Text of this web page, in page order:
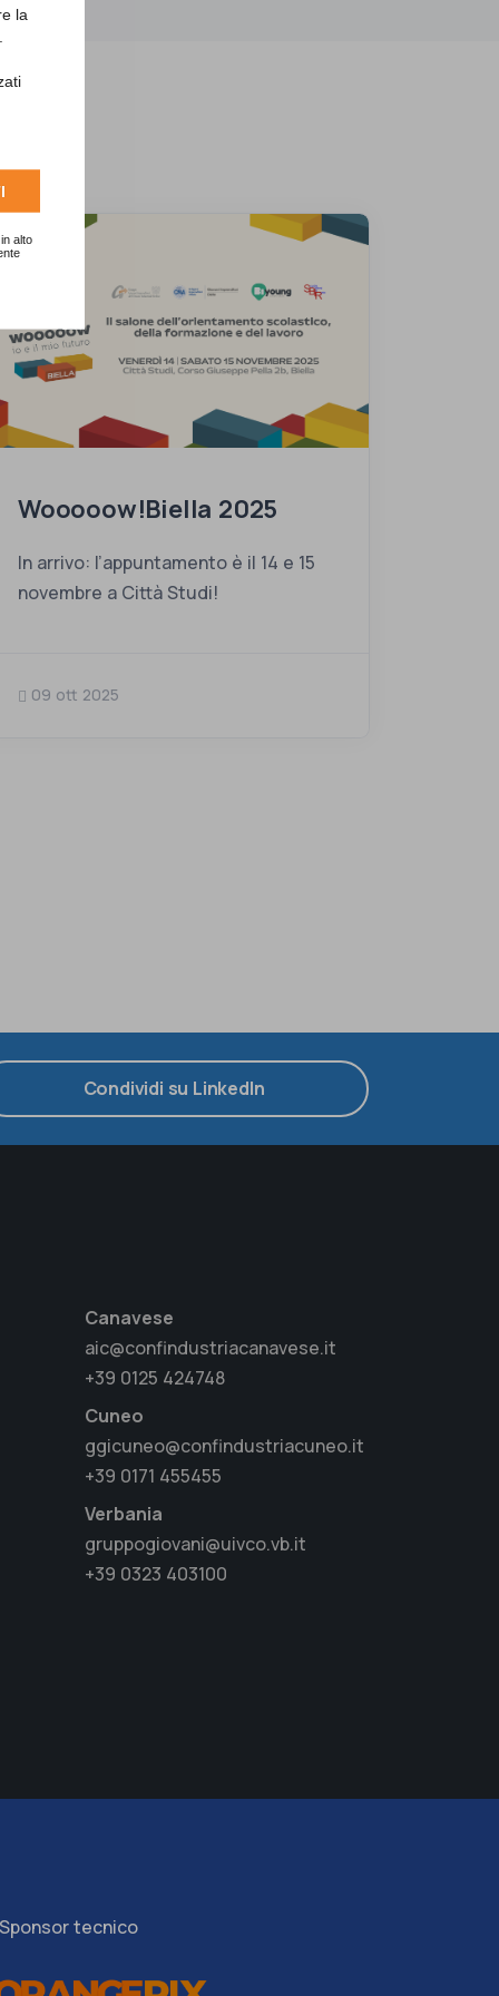
la
alto
Wooooow!Biella 2025
In arrivo: l’appuntamento è il 14 e 15
novembre a Città Studi!
09 ott 2025
Condividi su LinkedIn
Canavese
aic@confindustriacanavese.it
+39 0125 424748
Cuneo
ggicuneo@confindustriacuneo.it
+39 0171 455455
Verbania
gruppogiovani@uivco.vb.it
+39 0323 403100
tecnico